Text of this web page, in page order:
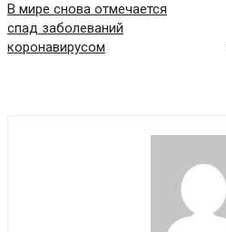
В мире снова отмечается
спад заболеваний
коронавирусом